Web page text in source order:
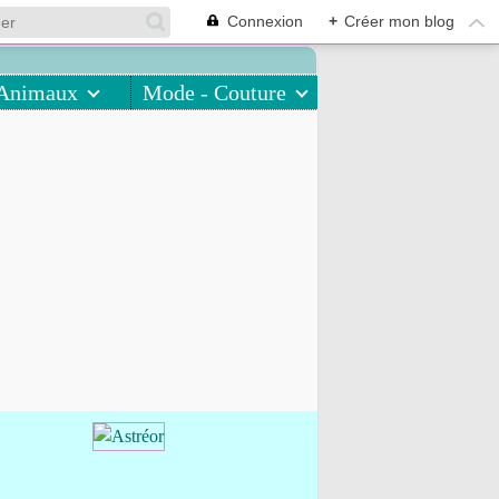
Connexion + Créer mon blog
Mode - Couture